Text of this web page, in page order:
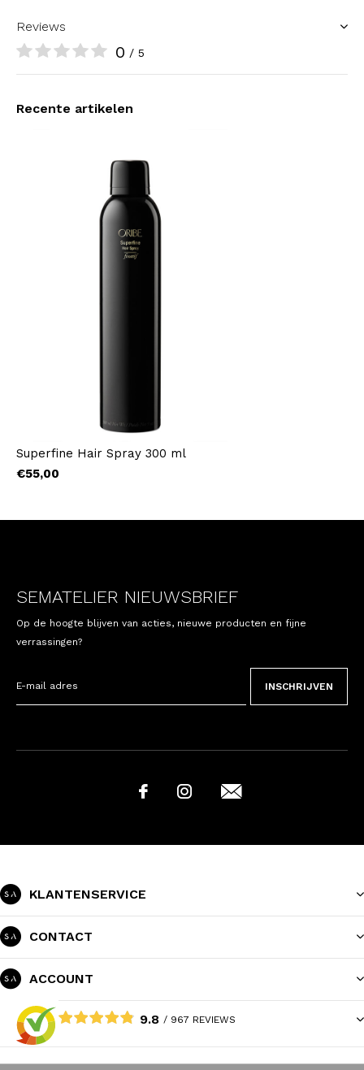
Reviews
0 / 5
Recente artikelen
Superfine Hair Spray 300 ml
€55,00
SEMATELIER NIEUWSBRIEF
Op de hoogte blijven van acties, nieuwe producten en fijne
verrassingen?
INSCHRIJVEN
KLANTENSERVICE
CONTACT
ACCOUNT
9.8 / 967 REVIEWS